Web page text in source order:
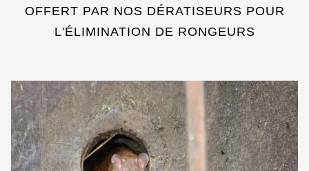
OFFERT PAR NOS DÉRATISEURS POUR
L'ÉLIMINATION DE RONGEURS